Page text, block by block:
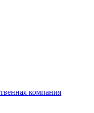
компания